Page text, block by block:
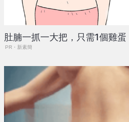
肚腩一抓一大把，只需1個雞
PR・新素簡